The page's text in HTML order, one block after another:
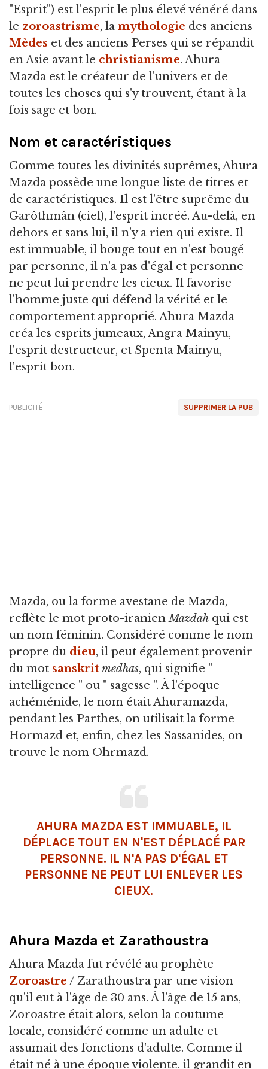
"Esprit") est l'esprit le plus élevé vénéré dans
le zoroastrisme, la mythologie des anciens
Mèdes et des anciens Perses qui se répandit
en Asie avant le christianisme. Ahura
Mazda est le créateur de l'univers et de
toutes les choses qui s'y trouvent, étant à la
fois sage et bon.
Nom et caractéristiques
Comme toutes les divinités suprêmes, Ahura
Mazda possède une longue liste de titres et
de caractéristiques. Il est l'être suprême du
Garôthmân (ciel), l'esprit incréé. Au-delà, en
dehors et sans lui, il n'y a rien qui existe. Il
est immuable, il bouge tout en n'est bougé
par personne, il n'a pas d'égal et personne
ne peut lui prendre les cieux. Il favorise
l'homme juste qui défend la vérité et le
comportement approprié. Ahura Mazda
créa les esprits jumeaux, Angra Mainyu,
l'esprit destructeur, et Spenta Mainyu,
l'esprit bon.
SUPPRIMER LA PUB
PUBLICITÉ
Mazda, ou la forme avestane de Mazdā,
reflète le mot proto-iranienMazdāh qui est
un nom féminin. Considéré comme le nom
propre du dieu, il peut également provenir
du mot sanskrit medhās, qui signifie "
intelligence " ou " sagesse ". À l'époque
achéménide, le nom était Ahuramazda,
pendant les Parthes, on utilisait la forme
Hormazd et, enfin, chez les Sassanides, on
trouve le nom Ohrmazd.
AHURA MAZDA EST IMMUABLE, IL
DÉPLACE TOUT EN N'EST DÉPLACÉ PAR
PERSONNE. IL N'A PAS D'ÉGAL ET
PERSONNE NE PEUT LUI ENLEVER LES
CIEUX.
Ahura Mazda et Zarathoustra
Ahura Mazda fut révélé au prophète
Zoroastre / Zarathoustra par une vision
qu'il eut à l'âge de 30 ans. À l'âge de 15 ans,
Zoroastre était alors, selon la coutume
locale, considéré comme un adulte et
assumait des fonctions d'adulte. Comme il
était né à une époque violente, il grandit en